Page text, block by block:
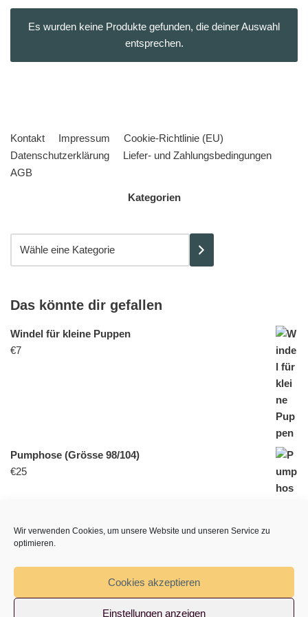
Wir verwenden Cookies, um unsere Website und unseren Service zu
optimieren.
Cookies akzeptieren
Einstellungen anzeigen
Es wurden keine Produkte gefunden, die deiner Auswahl
entsprechen.
Kontakt Impressum
Cookie-Richtlinie (EU)
Datenschutzerklärung
Liefer- und Zahlungsbedingungen
AGB
Kategorien
Das könnte dir gefallen
Windel für kleine Puppen
€7
Pumphose (Grösse 98/104)
€25
Greifling